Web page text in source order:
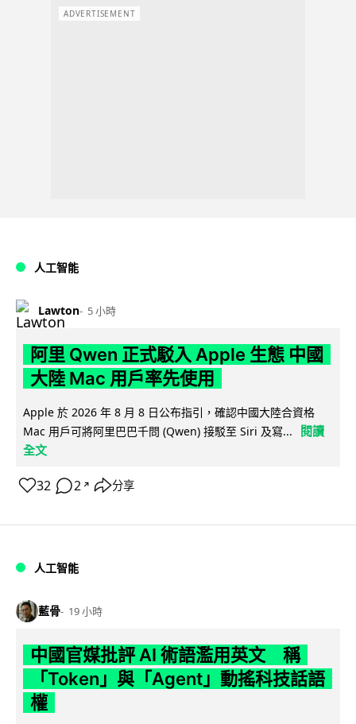
ADVERTISEMENT
人工智能
Lawton 5 小時
阿里 Qwen 正式駁入 Apple 生態 中國
大陸 Mac 用戶率先使用
Apple 於 2026 年 8 月 8 日公布指引，確認中國大陸合資格
Mac 用戶可將阿里巴巴千問 (Qwen) 接駁至 Siri 及寫...
閱讀
全文
32 2 ↗ 分享
人工智能
藍骨 19 小時
中國官媒批評 AI 術語濫用英文 稱
「Token」與「Agent」動搖科技話語
權